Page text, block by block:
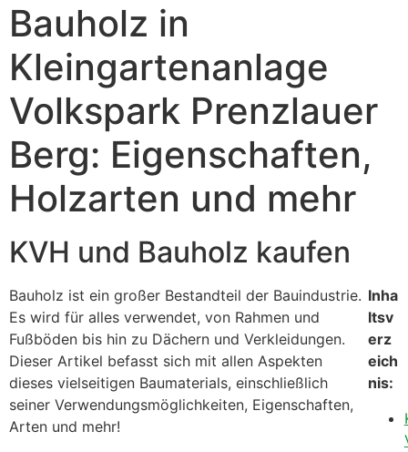
Bauholz in
Kleingartenanlage
Volkspark Prenzlauer
Berg: Eigenschaften,
Holzarten und mehr
KVH und Bauholz kaufen
Bauholz ist ein großer Bestandteil der Bauindustrie.
Es wird für alles verwendet, von Rahmen und
Fußböden bis hin zu Dächern und Verkleidungen.
Dieser Artikel befasst sich mit allen Aspekten
dieses vielseitigen Baumaterials, einschließlich
seiner Verwendungsmöglichkeiten, Eigenschaften,
Arten und mehr!
Inha
ltsv
erz
eich
nis: